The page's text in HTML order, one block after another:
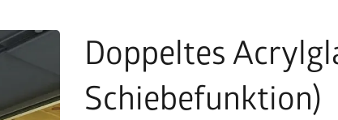
Doppeltes
Schiebefunktion)